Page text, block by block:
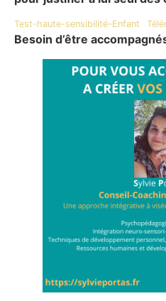
Test-haute-sensibilité-Enfant
Besoin d’être